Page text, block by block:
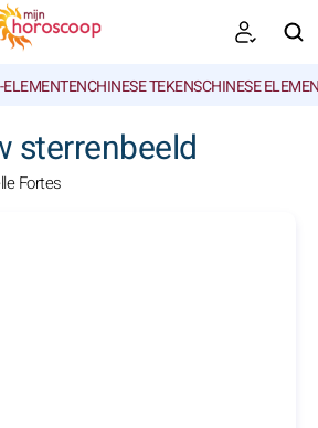
CHINESE TEKENSCHINESE
sterrenbeeld
Fortes